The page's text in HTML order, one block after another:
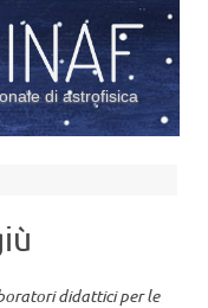
di astrofisica
didattici per le